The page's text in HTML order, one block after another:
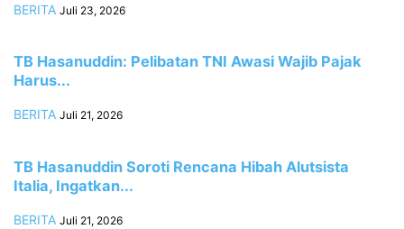
BERITA Juli 23, 2026
TB Hasanuddin: Pelibatan TNI Awasi Wajib Pajak
Harus...
BERITA Juli 21, 2026
TB Hasanuddin Soroti Rencana Hibah Alutsista
Italia, Ingatkan...
BERITA Juli 21, 2026